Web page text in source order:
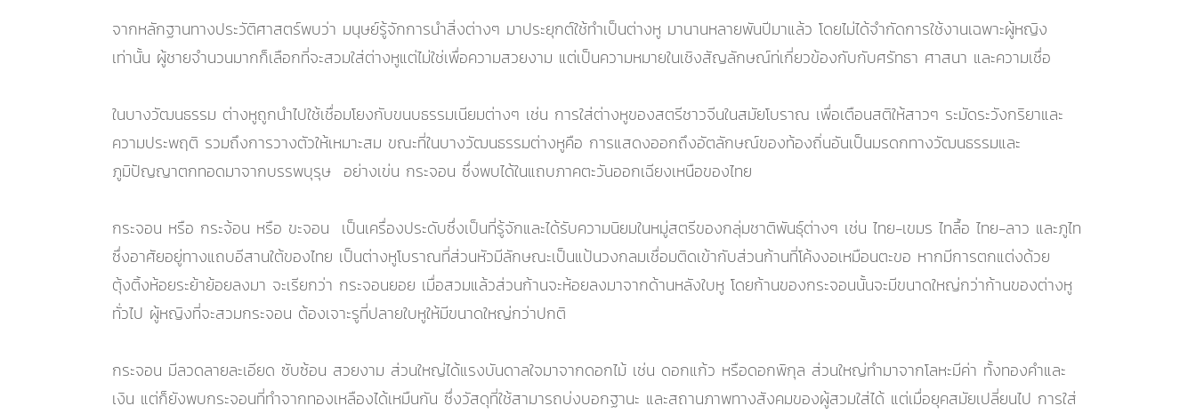
จากหลักฐานทางประวัติศาสตร์พบว่า มนุษย์รู้จักการนำสิ่งต่างๆ มาประยุกต์ใช้ทำเป็นต่างหู มานานหลายพันปีมาแล้ว โดยไม่ได้จำกัดการใช้งานเฉพาะผู้หญิง
เท่านั้น ผู้ชายจำนวนมากก็เลือกที่จะสวมใส่ต่างหูแต่ไม่ใช่เพื่อความสวยงาม แต่เป็นความหมายในเชิงสัญลักษณ์ท่เกี่ยวข้องกับกับศรัทธา ศาสนา และความเชื่อ
ในบางวัฒนธรรม ต่างหูถูกนำไปใช้เชื่อมโยงกับขนบธรรมเนียมต่างๆ เช่น การใส่ต่างหูของสตรีชาวจีนในสมัยโบราณ เพื่อเตือนสติให้สาวๆ ระมัดระวังกริยาและ
ความประพฤติ รวมถึงการวางตัวให้เหมาะสม ขณะที่ในบางวัฒนธรรมต่างหูคือ การแสดงออกถึงอัตลักษณ์ของท้องถิ่นอันเป็นมรดกทางวัฒนธรรมและ
ภูมิปัญญาตกทอดมาจากบรรพบุรุษ อย่างเข่น กระจอน ซึ่งพบได้ในแถบภาคตะวันออกเฉียงเหนือของไทย
กระจอน หรือ กระจ้อน หรือ ขะจอน เป็นเครื่องประดับซึ่งเป็นที่รู้จักและได้รับความนิยมในหมู่สตรีของกลุ่มชาติพันธุ์ต่างๆ เช่น ไทย-เขมร ไทลื้อ ไทย-ลาว และภูไท
ซึ่งอาศัยอยู่ทางแถบอีสานใต้ของไทย เป็นต่างหูโบราณที่ส่วนหัวมีลักษณะเป็นแป้นวงกลมเชื่อมติดเข้ากับส่วนก้านที่โค้งงอเหมือนตะขอ หากมีการตกแต่งด้วย
ตุ้งติ้งห้อยระย้าย้อยลงมา จะเรียกว่า กระจอนยอย เมื่อสวมแล้วส่วนก้านจะห้อยลงมาจากด้านหลังใบหู โดยก้านของกระจอนนั้นจะมีขนาดใหญ่กว่าก้านของต่างหู
ทั่วไป ผู้หญิงที่จะสวมกระจอน ต้องเจาะรูที่ปลายใบหูให้มีขนาดใหญ่กว่าปกติ
กระจอน มีลวดลายละเอียด ซับซ้อน สวยงาม ส่วนใหญ่ได้แรงบันดาลใจมาจากดอกไม้ เช่น ดอกแก้ว หรือดอกพิกุล ส่วนใหญ่ทำมาจากโลหะมีค่า ทั้งทองคำและ
เงิน แต่ก็ยังพบกระจอนที่ทำจากทองเหลืองได้เหมืนกัน ซึ่งวัสดุที่ใช้สามารถบ่งบอกฐานะ และสถานภาพทางสังคมของผู้สวมใส่ได้ แต่เมื่อยุคสมัยเปลี่ยนไป การใส่